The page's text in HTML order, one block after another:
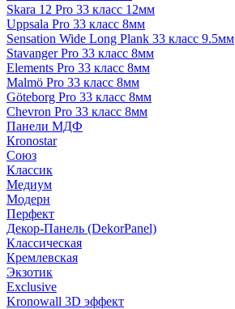
Skara 12 Pro 33 класс 12мм
Uppsala Pro 33 класс 8мм
Sensation Wide Long Plank 33 класс 9.5мм
Stavanger Pro 33 класс 8мм
Elements Pro 33 класс 8мм
Malmö Pro 33 класс 8мм
Göteborg Pro 33 класс 8мм
Chevron Pro 33 класс 8мм
Панели МДФ
Кronostar
Союз
Классик
Медиум
Модерн
Перфект
Декор-Панель (DekorPanel)
Классическая
Кремлевская
Экзотик
Exclusive
Kronowall 3D эффект